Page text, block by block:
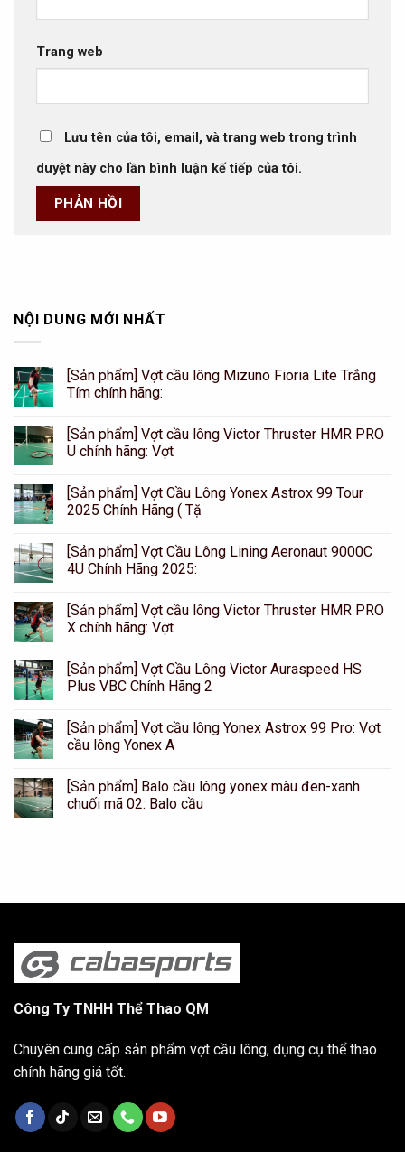
Trang web
Lưu tên của tôi, email, và trang web trong trình
duyệt này cho lần bình luận kế tiếp của tôi.
NỘI DUNG MỚI NHẤT
[Sản phẩm] Vợt cầu lông Mizuno Fioria Lite Trắng
Tím chính hãng:
[Sản phẩm] Vợt cầu lông Victor Thruster HMR PRO
U chính hãng: Vợt
[Sản phẩm] Vợt Cầu Lông Yonex Astrox 99 Tour
2025 Chính Hãng ( Tặ
[Sản phẩm] Vợt Cầu Lông Lining Aeronaut 9000C
4U Chính Hãng 2025:
[Sản phẩm] Vợt cầu lông Victor Thruster HMR PRO
X chính hãng: Vợt
[Sản phẩm] Vợt Cầu Lông Victor Auraspeed HS
Plus VBC Chính Hãng 2
[Sản phẩm] Vợt cầu lông Yonex Astrox 99 Pro: Vợt
cầu lông Yonex A
[Sản phẩm] Balo cầu lông yonex màu đen-xanh
chuối mã 02: Balo cầu
Công Ty TNHH Thể Thao QM
Chuyên cung cấp sản phẩm vợt cầu lông, dụng cụ thể thao
chính hãng giá tốt.